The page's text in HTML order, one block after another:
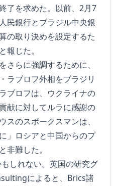
了を求めた。以前、2月7
民銀行とブラジル中央銀
の取り決めを設定するた
報じた。
さらに強調するために、
ラブロフ外相をブラジリ
ブロフは、ウクライナの
献に対してルラに感謝の
スのスポークスマンは、
」ロシアと中国からのプ
非難した。
しれない。英国の研究グ
によると、Brics諸